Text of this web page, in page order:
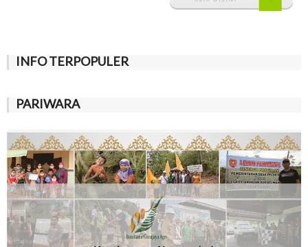
INFO TERPOPULER
PARIWARA